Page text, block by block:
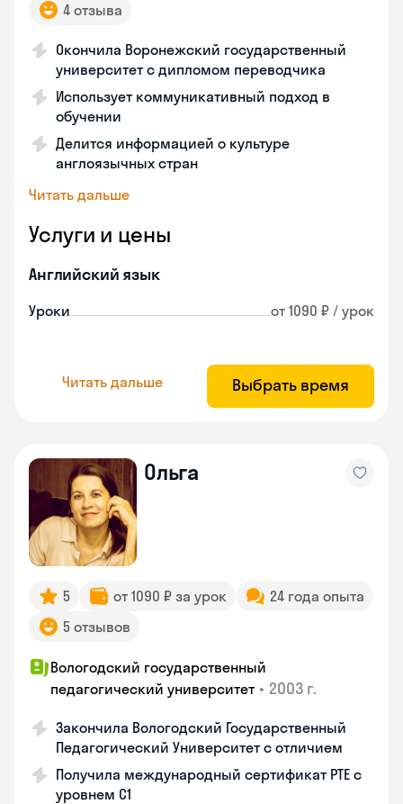
4 отзыва
Окончила Воронежский государственный
университет с дипломом переводчика
Использует коммуникативный подход в
обучении
Делится информацией о культуре
англоязычных стран
Читать дальше
Услуги и цены
Английский язык
Уроки от 1090 ₽ / урок
Читать дальше Выбрать время
Ольга
5 от 1090 ₽ за урок
24 года опыта
5 отзывов
Вологодский государственный
педагогический университет • 2003 г.
Закончила Вологодский Государственный
Педагогический Университет с отличием
Получила международный сертификат PTE с
уровнем C1